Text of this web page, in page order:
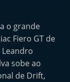
o grande
Fiero GT de
Leandro
sobe ao
de Drift,